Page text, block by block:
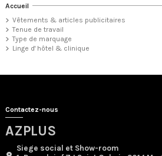
Accueil
Vêtements & articles publicitaires
Tenue de travail
Type de marquage
Linge d' hôtel & clinique
Contactez-nous
AZPLUS
Siege social et Show-room